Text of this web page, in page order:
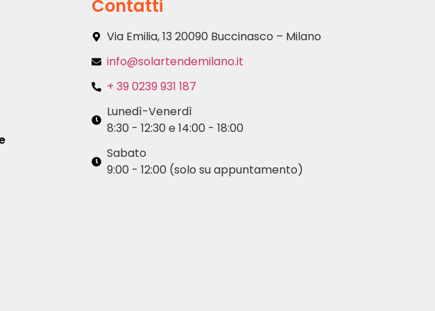
Contatti
Via Emilia, 13 20090 Buccinasco – Milano
info@solartendemilano.it
+ 39 0239 931 187
Lunedì-Venerdì
8:30 - 12:30 e 14:00 - 18:00
Sabato
9:00 - 12:00 (solo su appuntamento)